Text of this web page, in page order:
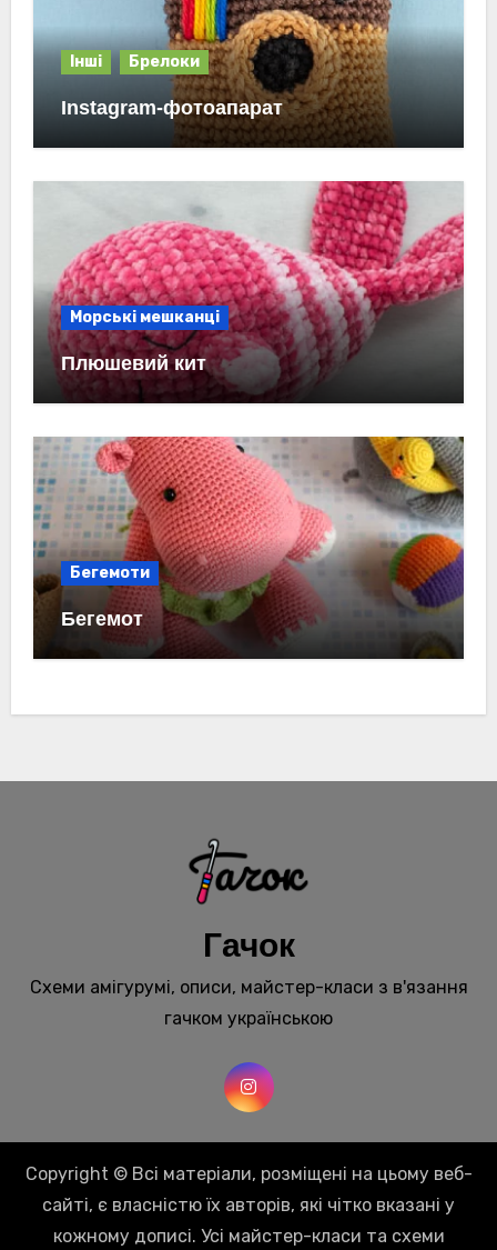
Інші Брелоки
Instagram-фотоапарат
Морські мешканці
Плюшевий кит
Бегемоти
Бегемот
Гачок
Схеми амігурумі, описи, майстер-класи з в'язання
гачком українською
Copyright © Всі матеріали, розміщені на цьому веб-
сайті, є власністю їх авторів, які чітко вказані у
кожному дописі. Усі майстер-класи та схеми